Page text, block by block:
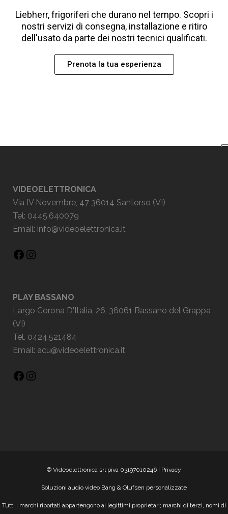
Liebherr, frigoriferi che durano nel tempo. Scopri i
nostri servizi di consegna, installazione e ritiro
dell'usato da parte dei nostri tecnici qualificati.
Prenota la tua esperienza
VIDEOELETTRONICA
Via IV Novembre, 47 36014 Santorso (VI)
Tel: 0445.640079
Email: info@videoelettronica.it
PLAY BASSANO
Largo Corona D'Italia, 26, 36061 Bassano del Grappa
(VI)
Tel. 0424.521484
Email: acu@videoelettronica.it
© Videoelettronica srl piva 03197010246 | Privacy
Soluzioni audio video Bang & Olufsen personalizzate
Tutti i marchi riportati appartengono ai legittimi proprietari; marchi di terzi, nomi di